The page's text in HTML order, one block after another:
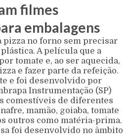
filmes
embalagens
pizza no forno sem precisar
A película que a
tomate e, ao ser aquecida,
e fazer parte da refeição.
e foi desenvolvido por
Instrumentação (SP)
comestíveis de diferentes
mamão, goiaba, tomate
outros como matéria-prima.
foi desenvolvido no âmbito